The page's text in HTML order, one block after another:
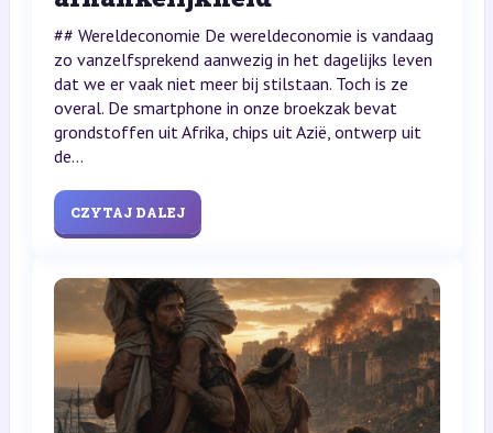
## Wereldeconomie De wereldeconomie is vandaag
zo vanzelfsprekend aanwezig in het dagelijks leven
dat we er vaak niet meer bij stilstaan. Toch is ze
overal. De smartphone in onze broekzak bevat
grondstoffen uit Afrika, chips uit Azië, ontwerp uit
de...
CZYTAJ DALEJ